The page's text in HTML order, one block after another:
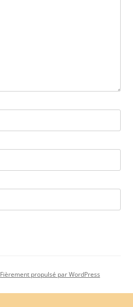
Fièrement propulsé par WordPress